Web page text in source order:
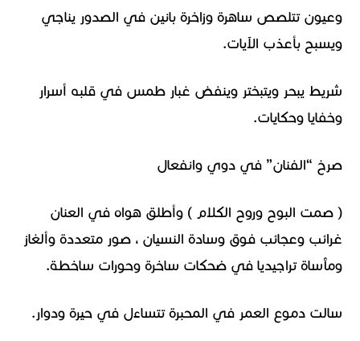
وعيون تتلصص ساهرة وزاخرة بانين في الصدور يناجي
ويسبح بأعذب الآيات.
شريط يبحر ويتبختر وينفض غبار طمس في قلبه أسرار
وخفايا وحكايات.
صرخ “الفنان” في دوي وانفعال
( صمت البوح وروح الكلام ) وأطلق هواه في العنان
غرائب وعجائب فوق وسادة النسيان ، صور متعددة وألغاز
ومٱساة تراجيديا في ضحكات ساخرة وحورات ساخطة.
سالت دموع العمر في المحبرة تتساءل في حيرة ودوار.